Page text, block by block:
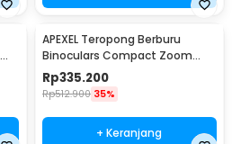
APEXEL Teropong Berburu
Binoculars Compact Zoom
10x42mm - APL-RB10X42
Rp335.200
Rp512.900 35%
+ Keranjang